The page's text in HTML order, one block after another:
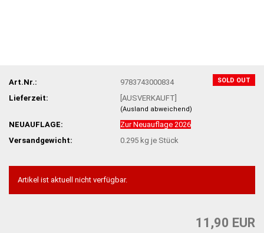
SOLD OUT
Art.Nr.:
9783743000834
Lieferzeit:
[AUSVERKAUFT]
(Ausland abweichend)
NEUAUFLAGE:
Zur Neuauflage 2026
Versandgewicht:
0.295 kg je Stück
Artikel ist aktuell nicht verfügbar.
11,90 EUR